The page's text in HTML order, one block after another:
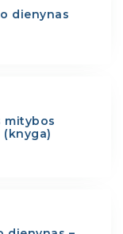
dienynas
mitybos